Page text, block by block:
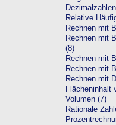
Relative
Rechnen mit
Rechnen mit
(8)
Rechnen mit
Rechnen mit
Rechnen mit
Flächeninhalt
Volumen (7)
Rationale